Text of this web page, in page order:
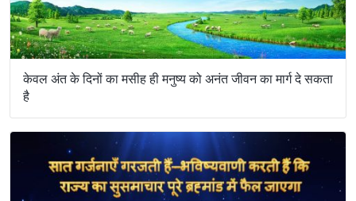
केवल अंत के दिनों का मसीह ही मनुष्य को अनंत जीवन का मार्ग दे सकता
है